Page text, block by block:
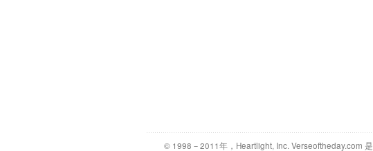
© 1998－2011年，Heartlight, Inc. Verseoftheday.com 是